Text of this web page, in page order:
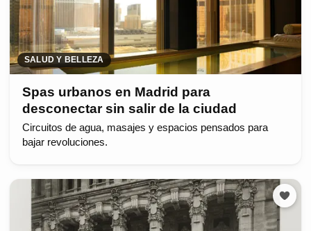
SALUD Y BELLEZA
Spas urbanos en Madrid para
desconectar sin salir de la ciudad
Circuitos de agua, masajes y espacios pensados para
bajar revoluciones.